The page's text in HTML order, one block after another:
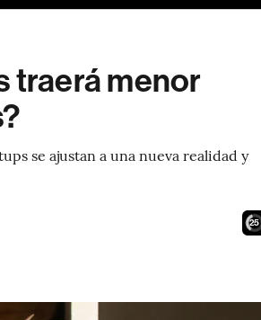
traerá menor
se ajustan a una nueva realidad y
24